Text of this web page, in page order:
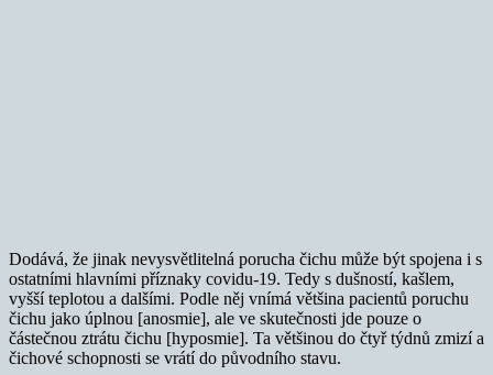
Dodává, že jinak nevysvětlitelná porucha čichu může být spojena i s
ostatními hlavními příznaky covidu-19. Tedy s dušností, kašlem,
vyšší teplotou a dalšími. Podle něj vnímá většina pacientů poruchu
čichu jako úplnou [anosmie], ale ve skutečnosti jde pouze o
částečnou ztrátu čichu [hyposmie]. Ta většinou do čtyř týdnů zmizí a
čichové schopnosti se vrátí do původního stavu.